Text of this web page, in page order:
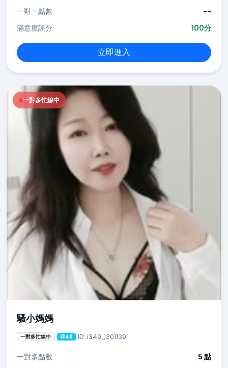
一對一點數
--
滿意度評分
100分
立即進入
一對多忙線中
騷小媽媽
一對多忙線中 i349 ID: i349_301139
一對多點數 5 點